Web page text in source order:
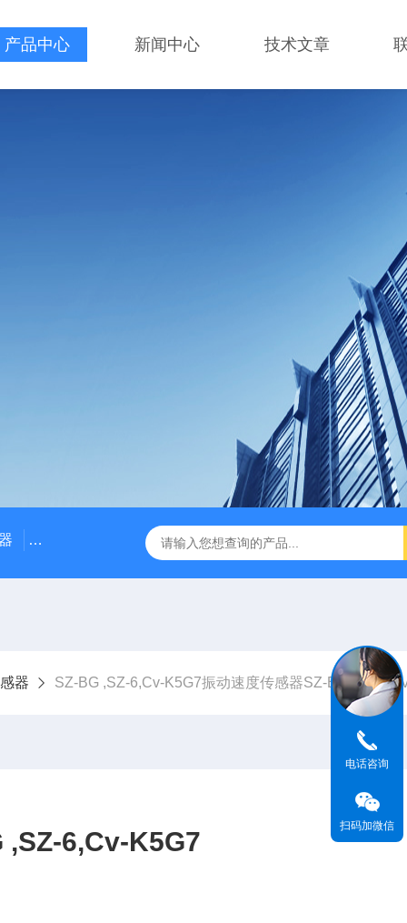
产品中心 新闻中心 技术文章
NE3100电涡流位移传感器 三轴振动传感器 加速度
器 SZ-BG ,SZ-6,Cv-K5G7振动速度传感器SZ-BG ,SZ-
,SZ-6,Cv-K5G7
电话咨询
扫码加微信